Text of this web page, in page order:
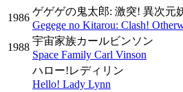
1986
ゲゲゲの鬼太郎: 激突! 異次元
Gegege no Kitarou: Clash!
1988
宇宙家族カールビンソン
Space Family Carl Vinson
ハロー!レディリン
Hello! Lady Lynn